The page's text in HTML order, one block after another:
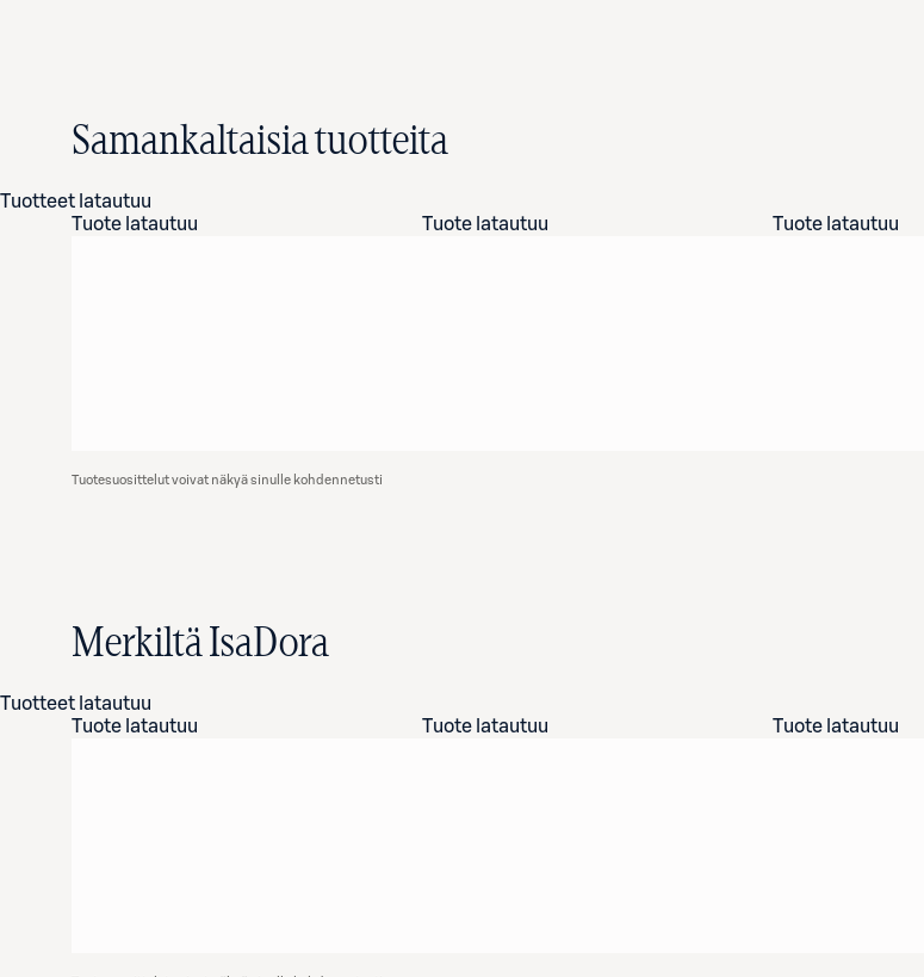
Samankaltaisia tuotteita
Tuotteet latautuu
Tuote latautuu
Tuote latautuu Tuote latautuu
Tuotesuosittelut voivat näkyä sinulle kohdennetusti
Merkiltä IsaDora
Tuotteet latautuu
Tuote latautuu
Tuote latautuu Tuote latautuu